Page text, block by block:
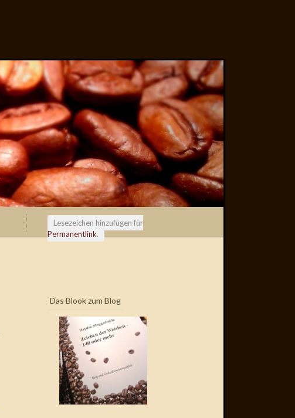
Lesezeichen hinzufügen für
Permanentlink.
Das Blook zum Blog